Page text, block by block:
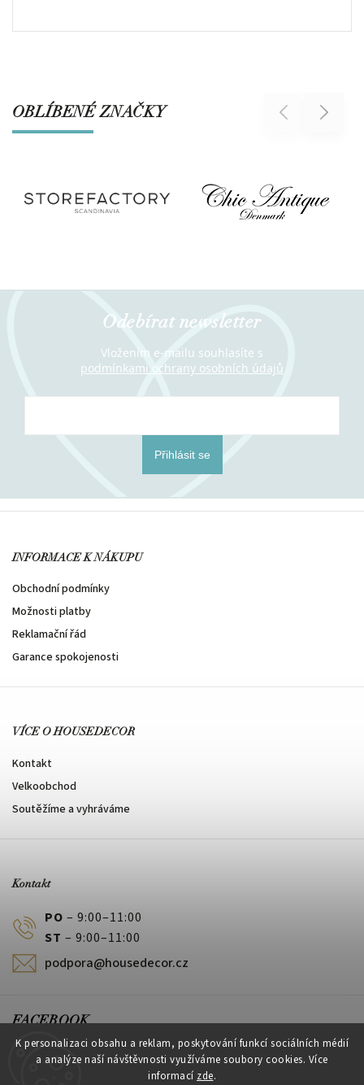
K personalizaci obsahu a reklam, poskytování funkcí sociálních médií
a analýze naší návštěvnosti využíváme soubory cookies. Více
informací zde.
OBLÍBENÉ ZNAČKY Previous Next
Odebírat newsletter
Vložením e-mailu souhlasíte s
podmínkami ochrany osobních údajů
Přihlásit se
INFORMACE K NÁKUPU
Obchodní podmínky
Možnosti platby
Reklamační řád
Garance spokojenosti
VÍCE O HOUSEDECOR
Kontakt
Velkoobchod
Soutěžíme a vyhráváme
Kontakt
PO – 9:00–11:00
ST – 9:00–11:00
podpora@housedecor.cz
FACEBOOK